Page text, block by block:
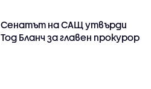
Сенатът на САЩ утвърди
Тод Бланч за главен прокурор